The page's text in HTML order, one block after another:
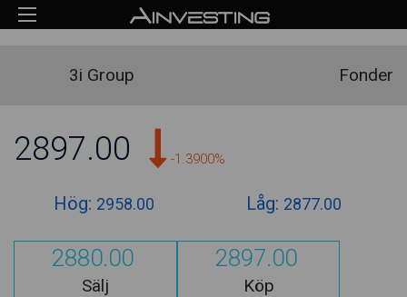
3i Group Fonder
2897.00 -1.3900%
Hög: 2958.00 Låg: 2877.00
2880.00
Sälj
2897.00
Köp